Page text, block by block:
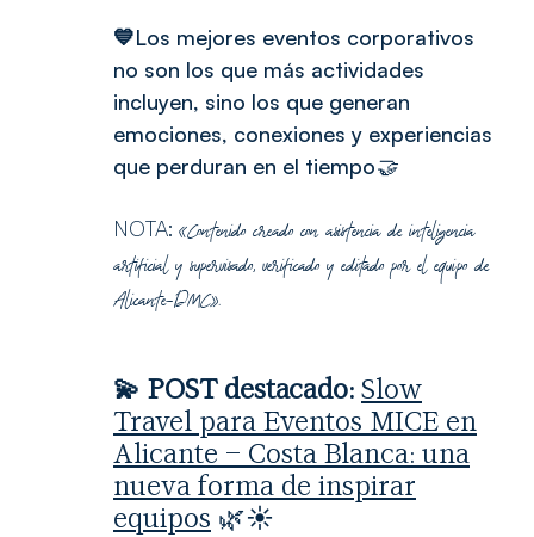
💙Los mejores eventos corporativos
no son los que más actividades
incluyen, sino los que generan
emociones, conexiones y experiencias
que perduran en el tiempo🤝
NOTA: «Contenido creado con asistencia de inteligencia
artificial y supervisado, verificado y editado por el equipo de
Alicante-DMC».
💫 POST destacado: Slow
Travel para Eventos MICE en
Alicante – Costa Blanca: una
nueva forma de inspirar
equipos 🌿☀️